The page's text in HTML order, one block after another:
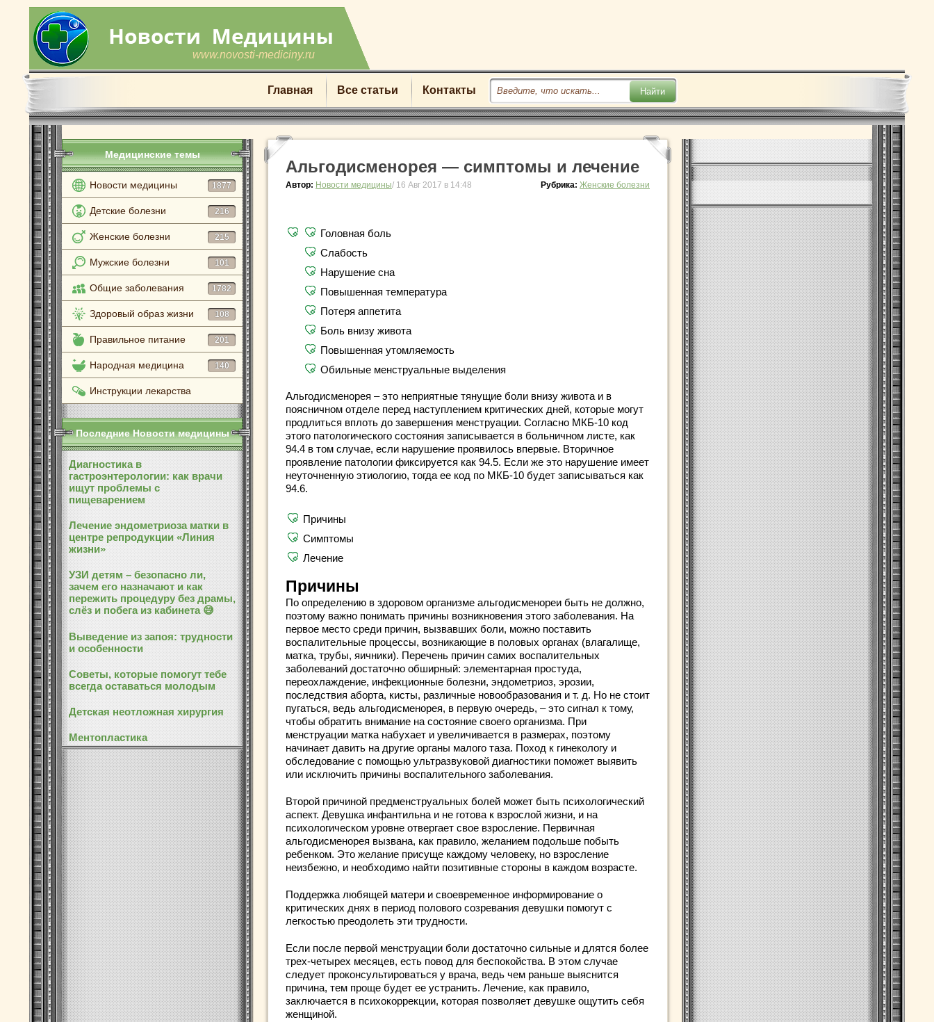
www.novosti-mediciny.ru
Главная Все статьи Контакты
Медицинские темы
Новости медицины 1877
Детские болезни 216
Женские болезни 215
Мужские болезни 101
Общие заболевания 1782
Здоровый образ жизни 108
Правильное питание 201
Народная медицина 140
Инструкции лекарства
Последние Новости медицины
Диагностика в
гастроэнтерологии: как врачи
ищут проблемы с
пищеварением
Лечение эндометриоза матки в
центре репродукции «Линия
жизни»
УЗИ детям – безопасно ли,
зачем его назначают и как
пережить процедуру без драмы,
слёз и побега из кабинета 😅
Выведение из запоя: трудности
и особенности
Советы, которые помогут тебе
всегда оставаться молодым
Детская неотложная хирургия
Ментопластика
Альгодисменорея — симптомы и лечение
Автор: Новости медицины/ 16 Авг 2017 в 14:48 Рубрика: Женские болезни
Головная боль
Слабость
Нарушение сна
Повышенная температура
Потеря аппетита
Боль внизу живота
Повышенная утомляемость
Обильные менструальные выделения
Альгодисменорея – это неприятные тянущие боли внизу живота и в
поясничном отделе перед наступлением критических дней, которые могут
продлиться вплоть до завершения менструации. Согласно МКБ-10 код
этого патологического состояния записывается в больничном листе, как
94.4 в том случае, если нарушение проявилось впервые. Вторичное
проявление патологии фиксируется как 94.5. Если же это нарушение имеет
неуточненную этиологию, тогда ее код по МКБ-10 будет записываться как
94.6.
Причины
Симптомы
Лечение
Причины
По определению в здоровом организме альгодисменореи быть не должно,
поэтому важно понимать причины возникновения этого заболевания. На
первое место среди причин, вызвавших боли, можно поставить
воспалительные процессы, возникающие в половых органах (влагалище,
матка, трубы, яичники). Перечень причин самих воспалительных
заболеваний достаточно обширный: элементарная простуда,
переохлаждение, инфекционные болезни, эндометриоз, эрозии,
последствия аборта, кисты, различные новообразования и т. д. Но не стоит
пугаться, ведь альгодисменорея, в первую очередь, – это сигнал к тому,
чтобы обратить внимание на состояние своего организма. При
менструации матка набухает и увеличивается в размерах, поэтому
начинает давить на другие органы малого таза. Поход к гинекологу и
обследование с помощью ультразвуковой диагностики поможет выявить
или исключить причины воспалительного заболевания.
Второй причиной предменструальных болей может быть психологический
аспект. Девушка инфантильна и не готова к взрослой жизни, и на
психологическом уровне отвергает свое взросление. Первичная
альгодисменорея вызвана, как правило, желанием подольше побыть
ребенком. Это желание присуще каждому человеку, но взросление
неизбежно, и необходимо найти позитивные стороны в каждом возрасте.
Поддержка любящей матери и своевременное информирование о
критических днях в период полового созревания девушки помогут с
легкостью преодолеть эти трудности.
Если после первой менструации боли достаточно сильные и длятся более
трех-четырех месяцев, есть повод для беспокойства. В этом случае
следует проконсультироваться у врача, ведь чем раньше выяснится
причина, тем проще будет ее устранить. Лечение, как правило,
заключается в психокоррекции, которая позволяет девушке ощутить себя
женщиной.